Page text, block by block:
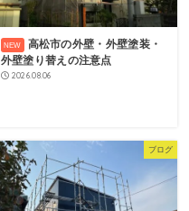
高松市の外壁・外壁塗装・
外壁塗り替えの注意点
2026.08.06
ブログ